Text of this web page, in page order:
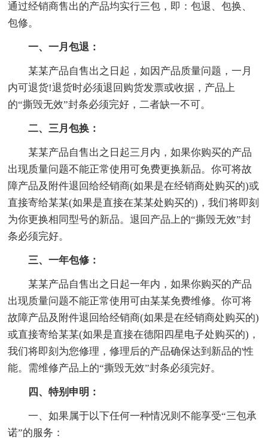
通过经销商售出的产品均实行三包，即：包退、包换、
包修。
一、一月包退：
某某产品自售出之日起，如因产品质量问题，一月
内可退货!退货时必须退回购货发票或收据，产品上
的“撕毁无效”封条必须完好，二者缺一不可。
二、三月包换：
某某产品自售出之日起三月内，如果你购买的产品
出现质量问题不能正常使用可免费更换新品。你可将故
障产品及附件退回给经销商(如果是在经销商处购买的)或
直接寄给某某(如果是直接在某某处购买的)，我们将即刻
为你更换相同型号的新品。退回产品上的“撕毁无效”封
条必须完好。
三、一年包修：
某某产品自售出之日起一年内，如果你购买的产品
出现质量问题不能正常使用可由某某免费维修。你可将
故障产品及附件退回给经销商(如果是在经销商处购买的)
或直接寄给某某(如果是直接在德阳四星电子处购买的)，
我们将即刻为您修理，修理后的产品确保达到新品的'性
能。需维修产品上的“撕毁无效”封条必须完好。
四、特别申明：
一、如果属于以下任何一种情况则不能享受“三包承
诺”的服务：